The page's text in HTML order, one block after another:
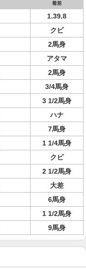
着差
1.39.8
クビ
2馬身
アタマ
2馬身
3/4馬身
3 1/2馬身
ハナ
7馬身
1 1/4馬身
クビ
2 1/2馬身
大差
6馬身
1 1/2馬身
9馬身